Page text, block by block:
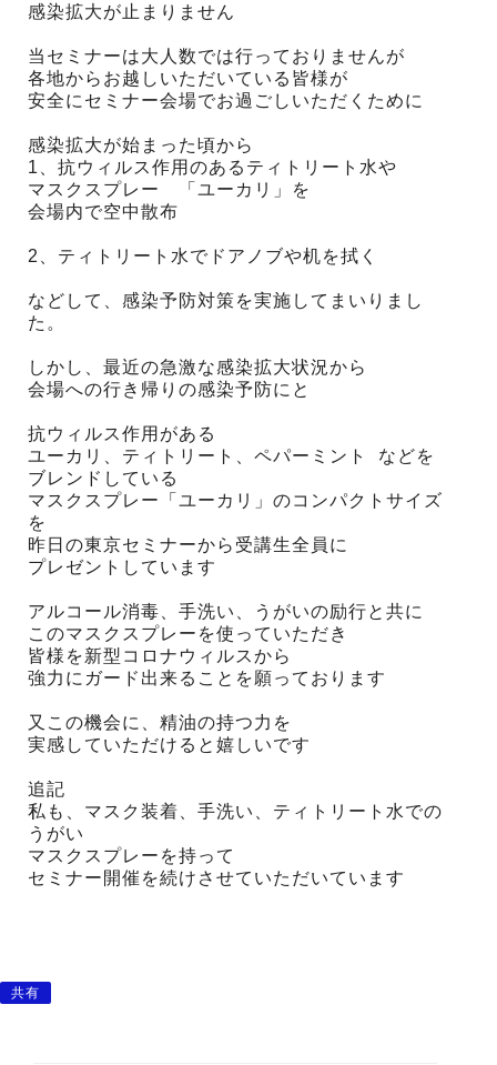
感染拡大が止まりません
当セミナーは大人数では行っておりませんが
各地からお越しいただいている皆様が
安全にセミナー会場でお過ごしいただくために
感染拡大が始まった頃から
1、抗ウィルス作用のあるティトリート水や
マスクスプレー 「ユーカリ」を
会場内で空中散布
2、ティトリート水でドアノブや机を拭く
などして、感染予防対策を実施してまいりまし
た。
しかし、最近の急激な感染拡大状況から
会場への行き帰りの感染予防にと
抗ウィルス作用がある
ユーカリ、ティトリート、ペパーミント などを
ブレンドしている
マスクスプレー「ユーカリ」のコンパクトサイズ
を
昨日の東京セミナーから受講生全員に
プレゼントしています
アルコール消毒、手洗い、うがいの励行と共に
このマスクスプレーを使っていただき
皆様を新型コロナウィルスから
強力にガード出来ることを願っております
又この機会に、精油の持つ力を
実感していただけると嬉しいです
追記
私も、マスク装着、手洗い、ティトリート水での
うがい
マスクスプレーを持って
セミナー開催を続けさせていただいています
共有